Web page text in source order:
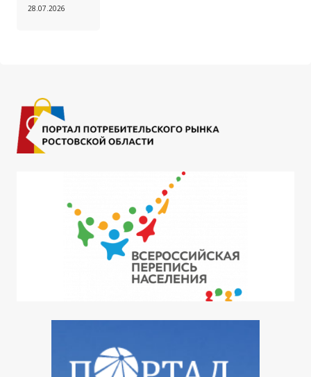
28.07.2026